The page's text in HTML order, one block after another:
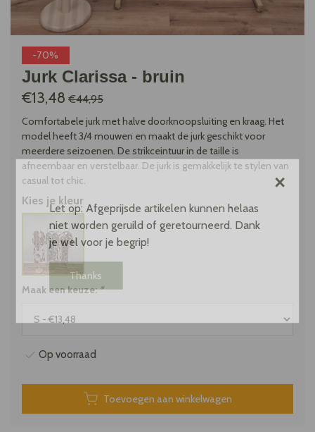
-70%
Jurk Clarissa - bruin
€13,48 €44,95
Comfortabele jurk met halve doorknoopsluiting en kraag. Het
model heeft 3/4 mouwen en maakt de jurk geschikt voor
meerdere seizoenen. De strikceintuur in de taille is
afneembaar en verstelbaar. De jurk is gemakkelijk te stylen van
casual tot chic.
Kies je kleur
Maak een keuze:*
Op voorraad
Toevoegen aan winkelwagen
×
Let op: Afgeprijsde artikelen kunnen helaas
niet worden geruild of geretourneerd. Dank
je wel voor je begrip!
Thanks